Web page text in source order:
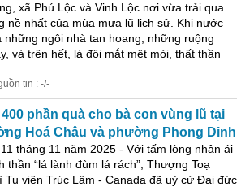
xã Phú Lộc và Vinh Lộc nơi vừa trải qua
nề nhất của mùa mưa lũ lịch sử. Khi nước
những ngôi nhà tan hoang, những ruộng
và trên hết, là đôi mắt mệt mỏi, thất thần
tin : -/-
400 phần quà cho bà con vùng lũ tại
Hoá Châu và phường Phong Dinh
tháng 11 năm 2025 - Với tấm lòng nhân ái
thần “lá lành đùm lá rách”, Thượng Toạ
Tu viện Trúc Lâm - Canada đã uỷ cử Đại đức